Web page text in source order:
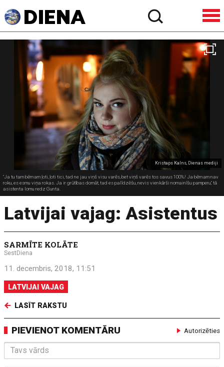
Kristaps Kalns, Dienas mediji
"Ja tu tam bērnam ļoti, ļoti tici, tad ne jau viņš visu varēs, bet viņš varēs tos savus 100%! Ja bērnam nav
roku, es esmu viņa rokas. Ja ir grūtības domāt, tad es palīdzēšu, nevis vienkārši nomainīšu pamperu," tā
asistenta lomu redz Gunta.
Latvijai vajag: Asistentus
SARMĪTE KOLĀTE
SestDiena
11. decembris, 2018, 11:51
LATVIJAI VAJAG
LASĪT RAKSTU
Autorizēties
PIEVIENOT KOMENTĀRU